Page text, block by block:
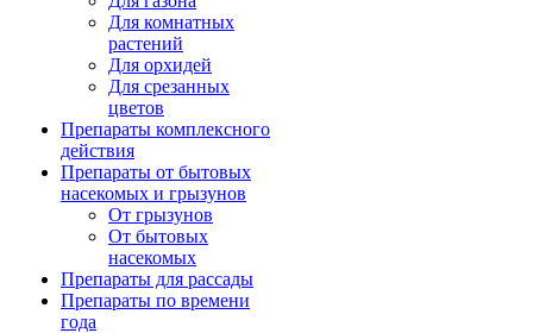
Для комнатных
растений
Для орхидей
Для срезанных
цветов
Препараты комплексного
действия
Препараты от бытовых
насекомых и грызунов
От грызунов
От бытовых
насекомых
Препараты для рассады
Препараты по времени
года